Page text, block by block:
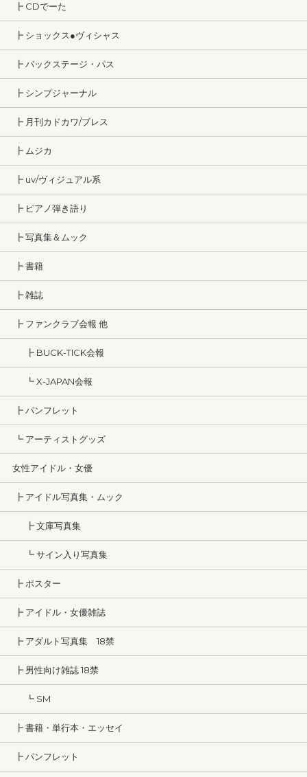
┣ CDでーた
┣ ショックス●ヴィシャス
┣ バックステージ・パス
┣ シンプジャーナル
┣ 月刊カドカワ/ブレス
┣ ムジカ
┣ uv/ヴィジュアル系
┣ ピアノ弾き語り
┣ 写真集＆ムック
┣ 書籍
┣ 雑誌
┣ ファンクラブ会報 他
┣ BUCK-TICK会報
┗ X-JAPAN会報
┣ パンフレット
┗ アーティストグッズ
女性アイドル・女優
┣ アイドル写真集・ムック
┣ 文庫写真集
┗ サイン入り写真集
┣ ポスター
┣ アイドル・女優雑誌
┣ アダルト写真集 18禁
┣ 男性向け雑誌 18禁
┗ SM
┣ 書籍・単行本・エッセイ
┣ パンフレット